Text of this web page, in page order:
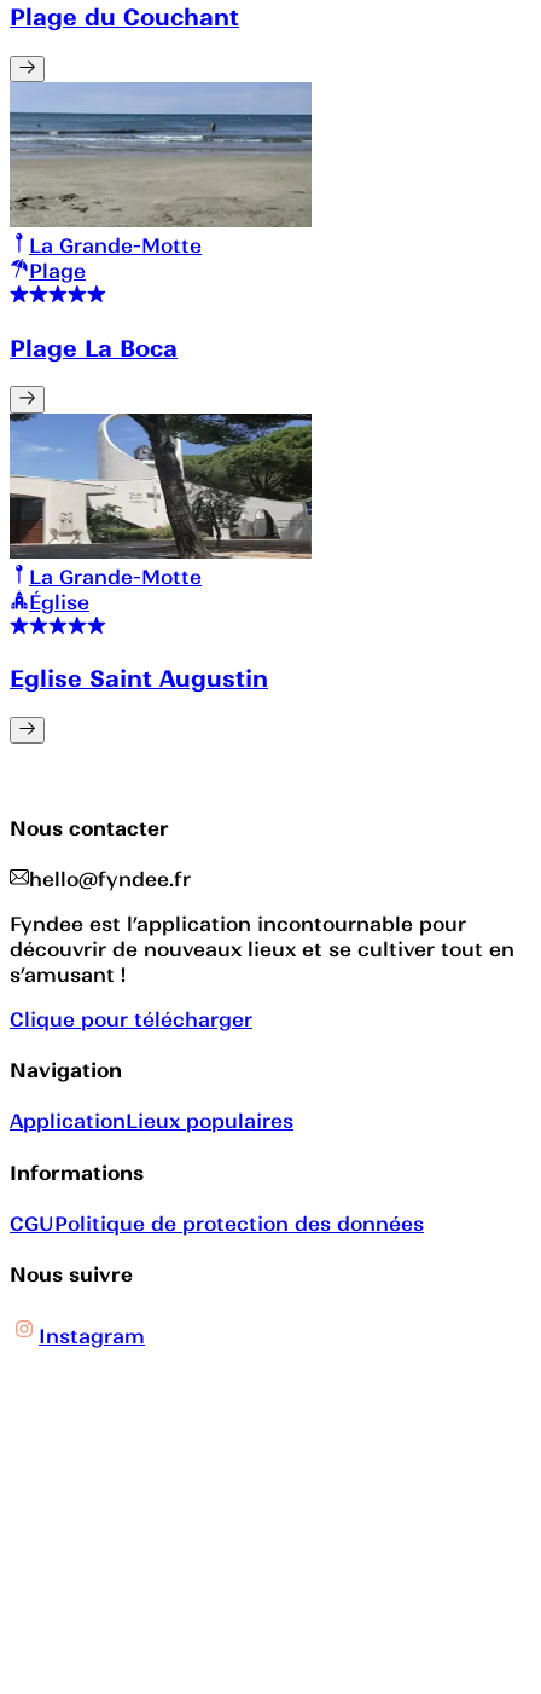
Plage du Couchant
La Grande-Motte
Plage
Plage La Boca
La Grande-Motte
Église
Eglise Saint Augustin
Nous contacter
hello@fyndee.fr
Fyndee est l’application incontournable pour
découvrir de nouveaux lieux et se cultiver tout en
s’amusant !
Clique pour télécharger
Navigation
ApplicationLieux populaires
Informations
CGUPolitique de protection des données
Nous suivre
Instagram